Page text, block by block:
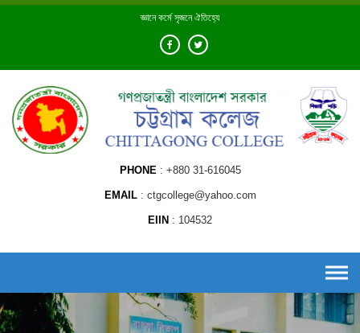
Skip
জ্ঞানে কর্মে সৃজনে ঐতিহ্যে
PHONE +880 31-616045
EMAIL ctgcollege@yahoo.com
EIIN 104532